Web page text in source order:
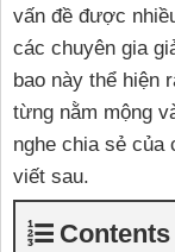
vấn đề được
các chuyên gia
bao này thể hiện
từng nằm mộng
nghe chia sẻ của
viết sau.
Contents